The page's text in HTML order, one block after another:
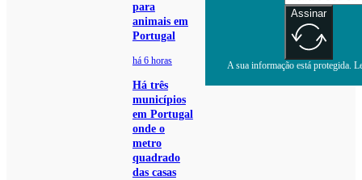
para
animais em
Portugal
há 6 horas
Há três
municípios
em Portugal
onde o
metro
quadrado
das casas
Assinar
A sua informação está protegida.